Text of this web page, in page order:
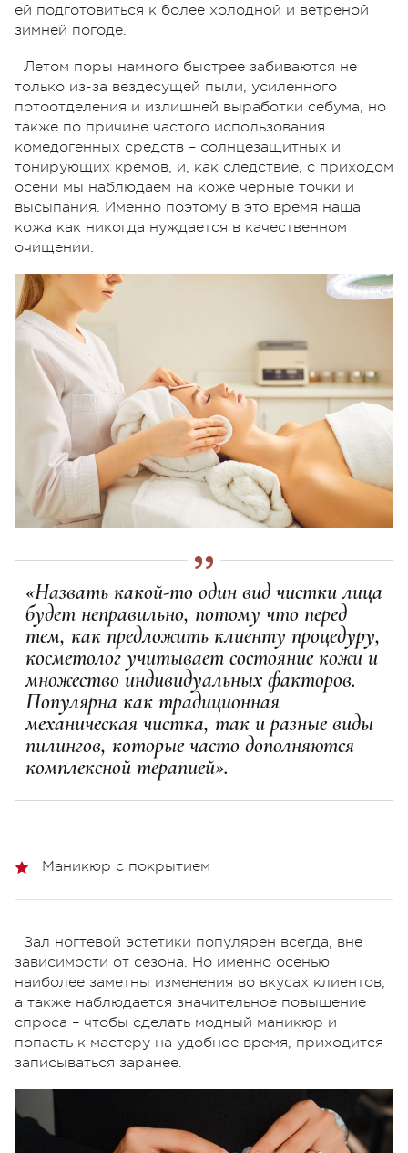
ей подготовиться к более холодной и ветреной
зимней погоде.
Летом поры намного быстрее забиваются не
только из-за вездесущей пыли, усиленного
потоотделения и излишней выработки себума, но
также по причине частого использования
комедогенных средств – солнцезащитных и
тонирующих кремов, и, как следствие, с приходом
осени мы наблюдаем на коже черные точки и
высыпания. Именно поэтому в это время наша
кожа как никогда нуждается в качественном
очищении.
«Назвать какой-то один вид чистки лица
будет неправильно, потому что перед
тем, как предложить клиенту процедуру,
косметолог учитывает состояние кожи и
множество индивидуальных факторов.
Популярна как традиционная
механическая чистка, так и разные виды
пилингов, которые часто дополняются
комплексной терапией».
Маникюр с покрытием
Зал ногтевой эстетики популярен всегда, вне
зависимости от сезона. Но именно осенью
наиболее заметны изменения во вкусах клиентов,
а также наблюдается значительное повышение
спроса – чтобы сделать модный маникюр и
попасть к мастеру на удобное время, приходится
записываться заранее.